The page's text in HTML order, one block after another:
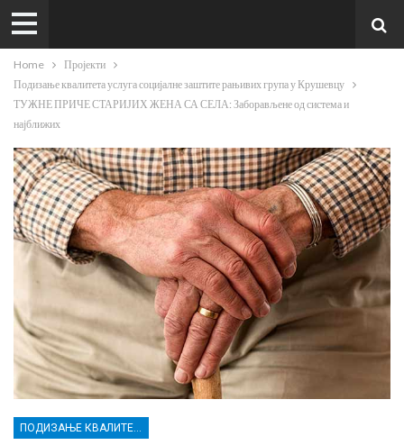
Home
Пројекти
Подизање квалитета услуга социјалне заштите рањивих група у Крушевцу
ТУЖНЕ ПРИЧЕ СТАРИЈИХ ЖЕНА СА СЕЛА: Заборављене од система и
најближих
ПОДИЗАЊЕ КВАЛИТЕТА УСЛУГА СОЦИЈАЛНЕ ЗАШТИТЕ РАЊИВИХ ГРУПА У КРУШЕВЦУ